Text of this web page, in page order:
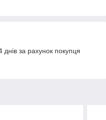
за рахунок покупця